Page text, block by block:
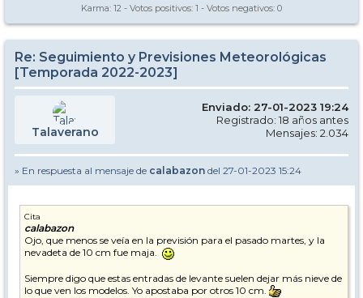
Karma: 12 - Votos positivos: 1 - Votos negativos: 0
Re: Seguimiento y Previsiones Meteorológicas
[Temporada 2022-2023]
Talaverano
Enviado: 27-01-2023 19:24
Registrado: 18 años antes
Mensajes: 2.034
» En respuesta al mensaje de calabazon del 27-01-2023 15:24
Cita
calabazon
Ojo, que menos se veía en la previsión para el pasado martes, y la
nevadeta de 10 cm fue maja.
Siempre digo que estas entradas de levante suelen dejar más nieve de
lo que ven los modelos. Yo apostaba por otros 10 cm.